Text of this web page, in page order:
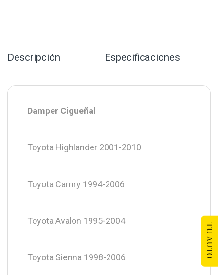
Descripción Especificaciones
Damper Cigueñal
Toyota Highlander 2001-2010
Toyota Camry 1994-2006
Toyota Avalon 1995-2004
Toyota Sienna 1998-2006 TU AUTO